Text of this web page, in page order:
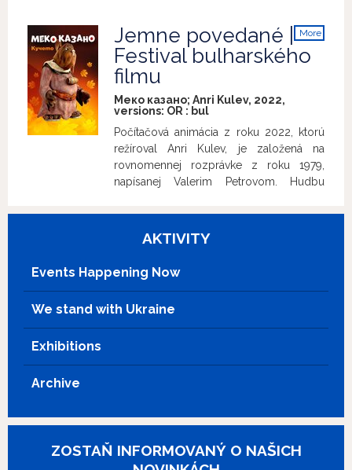
More
Jemne povedané |
Festival bulharského
filmu
Меко казано; Anri Kulev, 2022,
versions: OR : bul
Počítačová animácia z roku 2022, ktorú
režíroval Anri Kulev, je založená na
rovnomennej rozprávke z roku 1979,
napísanej Valerim Petrovom. Hudbu
skupina Ahat. Malý Svetlio si do postele
vzal šesť plastových indiánov a snaží sa
zaspať, keď sa zrazu objaví veľký pes.
– jednak preto, že ako bernardín má
istému listu. Svetlio totiž dostal list od
starej mamy s peniazmi, ktoré chcel
však babičke, že peniaze nedostal, čo je
AKTIVITY
Events Happening Now
We stand with Ukraine
Exhibitions
Archive
ZOSTAŇ INFORMOVANÝ O NAŠICH